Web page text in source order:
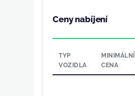
Ceny nabíjení
TYP
VOZIDLA
MINIMÁLNÍ
CENA